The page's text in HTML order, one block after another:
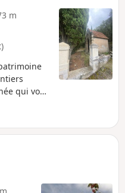
m
qui vous
territoire :
de
à un
par le